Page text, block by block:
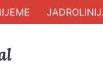
JADROLINIJA -